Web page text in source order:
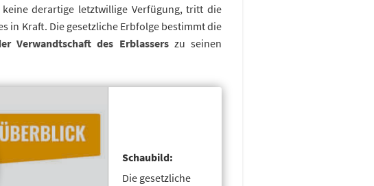
derartige letztwillige Verfügung, tritt die
in Kraft. Die gesetzliche Erbfolge bestimmt die
Verwandtschaft des Erblasserszu seinen
Schaubild:
Die gesetzliche